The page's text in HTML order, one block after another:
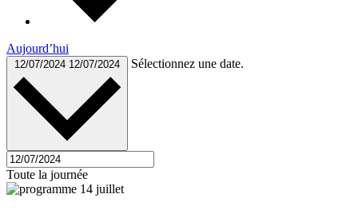
Aujourd’hui
12/07/2024 12/07/2024 Sélectionnez une date.
Toute la journée